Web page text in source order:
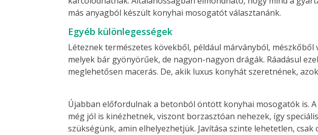
más anyagból készült konyhai mosogatót választanánk.
Egyéb különlegességek
Léteznek természetes kövekből, például márványból,
melyek bár gyönyörűek, de nagyon-nagyon drágák. Ráadásul
meglehetősen macerás. De, akik luxus konyhát szeretnének,
Újabban előfordulnak a betonból öntött konyhai mosogatók is.
még jól is kinézhetnek, viszont borzasztóan nehezek, így
szükségünk, amin elhelyezhetjük. Javítása szinte lehetetlen, csak